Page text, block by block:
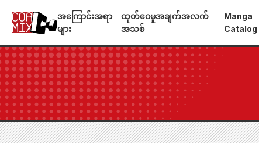
အကြောင်းအရာ
များ
ထုတ်ဝေမှုအချက်အလက်
အသစ်
Manga
Catalog